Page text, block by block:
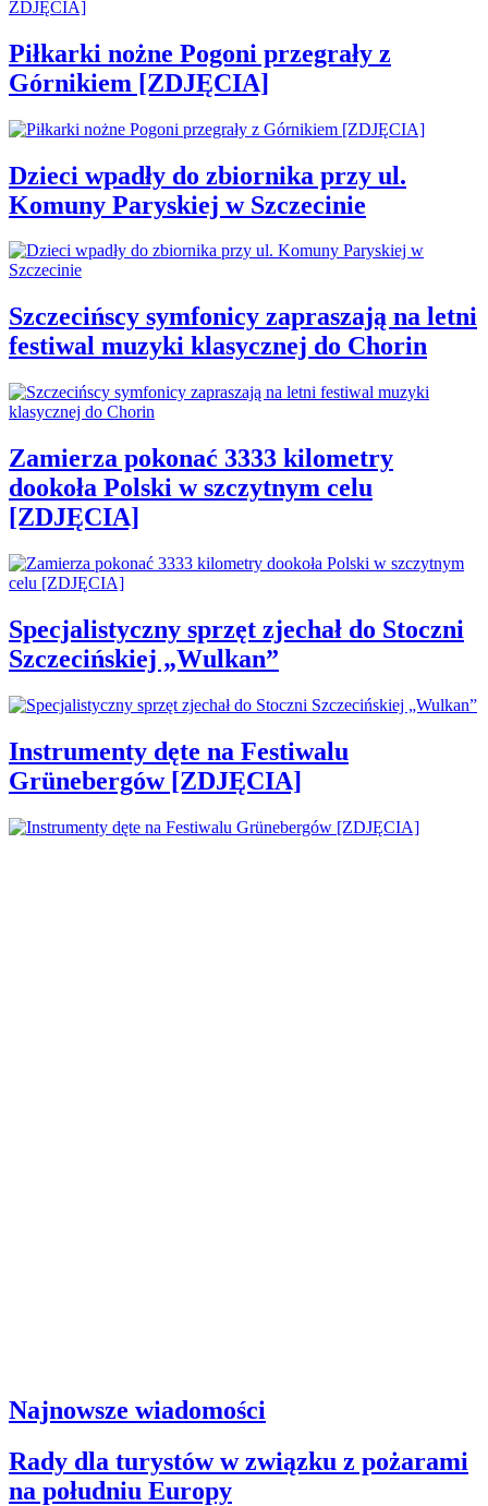
Piłkarki nożne Pogoni przegrały z
Górnikiem [ZDJĘCIA]
Dzieci wpadły do zbiornika przy ul.
Komuny Paryskiej w Szczecinie
Szczecińscy symfonicy zapraszają na letni
festiwal muzyki klasycznej do Chorin
Zamierza pokonać 3333 kilometry
dookoła Polski w szczytnym celu
[ZDJĘCIA]
Specjalistyczny sprzęt zjechał do Stoczni
Szczecińskiej „Wulkan”
Instrumenty dęte na Festiwalu
Grünebergów [ZDJĘCIA]
Najnowsze wiadomości
Rady dla turystów w związku z pożarami
na południu Europy